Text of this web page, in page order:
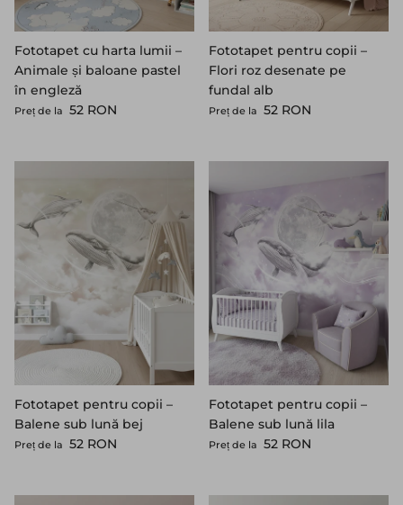
Fototapet cu harta lumii –
Animale și baloane pastel
în engleză
Preț standard
Preț de la 52 RON
Fototapet pentru copii –
Flori roz desenate pe
fundal alb
Preț standard
Preț de la 52 RON
Fototapet pentru copii –
Balene sub lună bej
Preț standard
Preț de la 52 RON
Fototapet pentru copii –
Balene sub lună lila
Preț standard
Preț de la 52 RON